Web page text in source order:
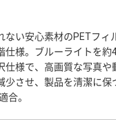
ない安心素材のPETフィ
仕様。ブルーライトを
仕様で、高画質な写真や
少させ、製品を清潔に保
合。